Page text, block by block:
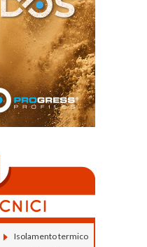
Isolamento termico